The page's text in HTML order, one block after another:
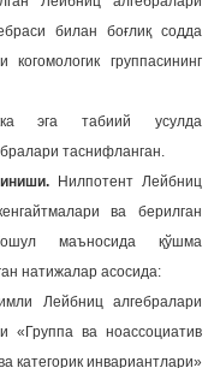
билан боғлиқ содда
группасининг
эга табиий усулда
таснифланган.
Нилпотент Лейбниц
ва берилган
маъносида қўшма
натижалар асосида:
Лейбниц алгебралари
«Группа ва ноассоциатив
категорик инвариантлари»